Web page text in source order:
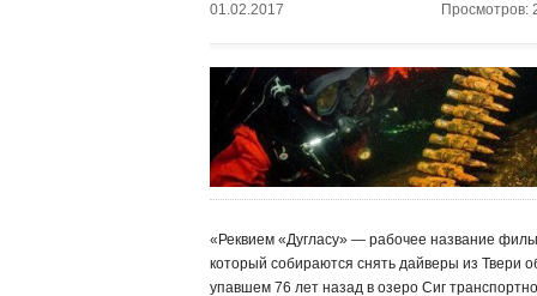
01.02.2017 Просмотров:
«Реквием «Дугласу» — рабочее название
который собираются снять дайверы из Твери
упавшем 76 лет назад в озеро Сиг